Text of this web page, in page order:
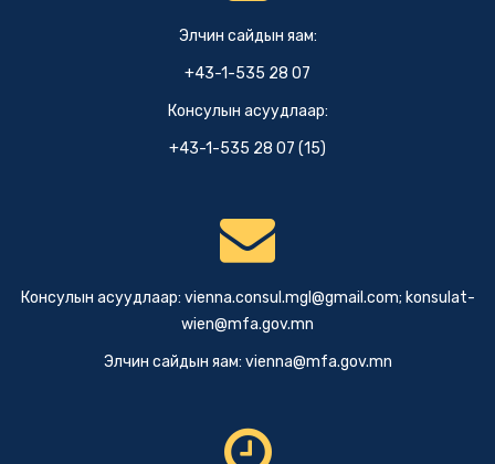
Элчин сайдын яам:
+43-1-535 28 07
Консулын асуудлаар:
+43-1-535 28 07 (15)
Консулын асуудлаар: vienna.consul.mgl@gmail.com; konsulat-
wien@mfa.gov.mn
Элчин сайдын яам: vienna@mfa.gov.mn